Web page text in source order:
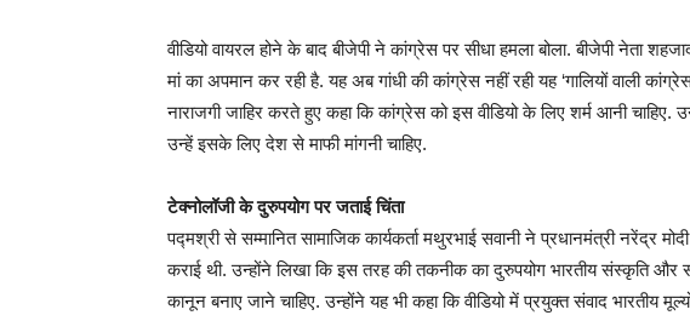
वीडियो वायरल होने के बाद बीजेपी ने कांग्रेस पर सीधा हमला बोला. बीजेपी नेता
मां का अपमान कर रही है. यह अब गांधी की कांग्रेस नहीं रही यह ‘गालियों वाली
नाराजगी जाहिर करते हुए कहा कि कांग्रेस को इस वीडियो के लिए शर्म आनी चाहिए.
उन्हें इसके लिए देश से माफी मांगनी चाहिए.
टेक्नोलॉजी के दुरुपयोग पर जताई चिंता
पद्मश्री से सम्मानित सामाजिक कार्यकर्ता मथुरभाई सवानी ने प्रधानमंत्री नरेंद्र
कराई थी. उन्होंने लिखा कि इस तरह की तकनीक का दुरुपयोग भारतीय संस्कृति
कानून बनाए जाने चाहिए. उन्होंने यह भी कहा कि वीडियो में प्रयुक्त संवाद भारतीय